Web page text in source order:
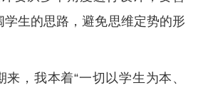
生的思路，避免思维定势的形
来，我本着“一切以学生为本、